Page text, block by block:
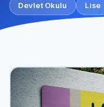
Devlet Okulu Lise